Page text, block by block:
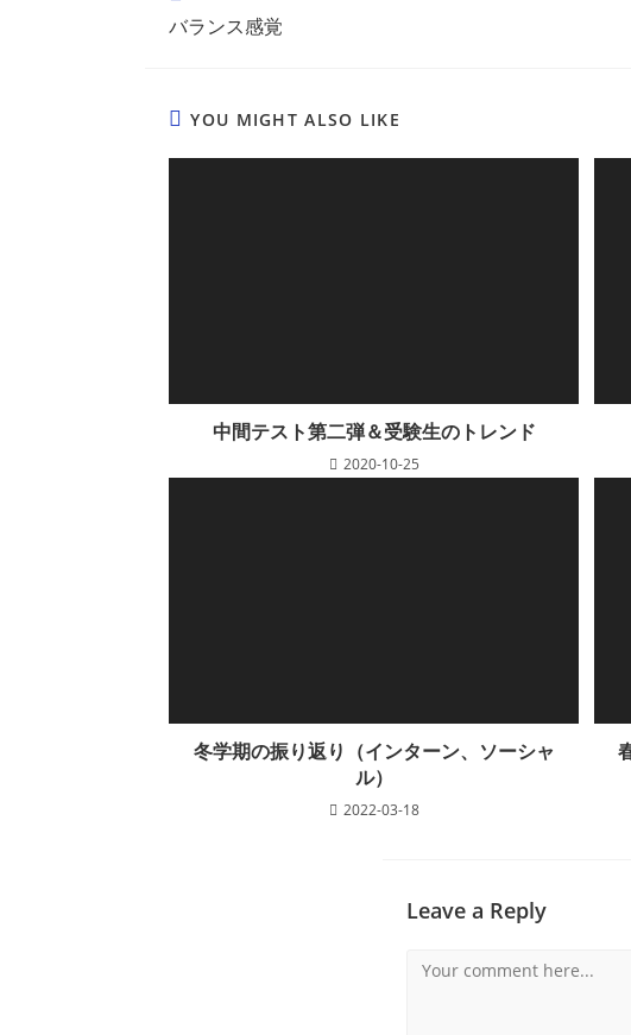
articles
バランス感覚
YOU MIGHT ALSO LIKE
中間テスト第二弾＆受験生のトレンド
2020-10-25
冬学期の振り返り（インターン、ソーシャ
ル）
2022-03-18
Leave a Reply
Comment